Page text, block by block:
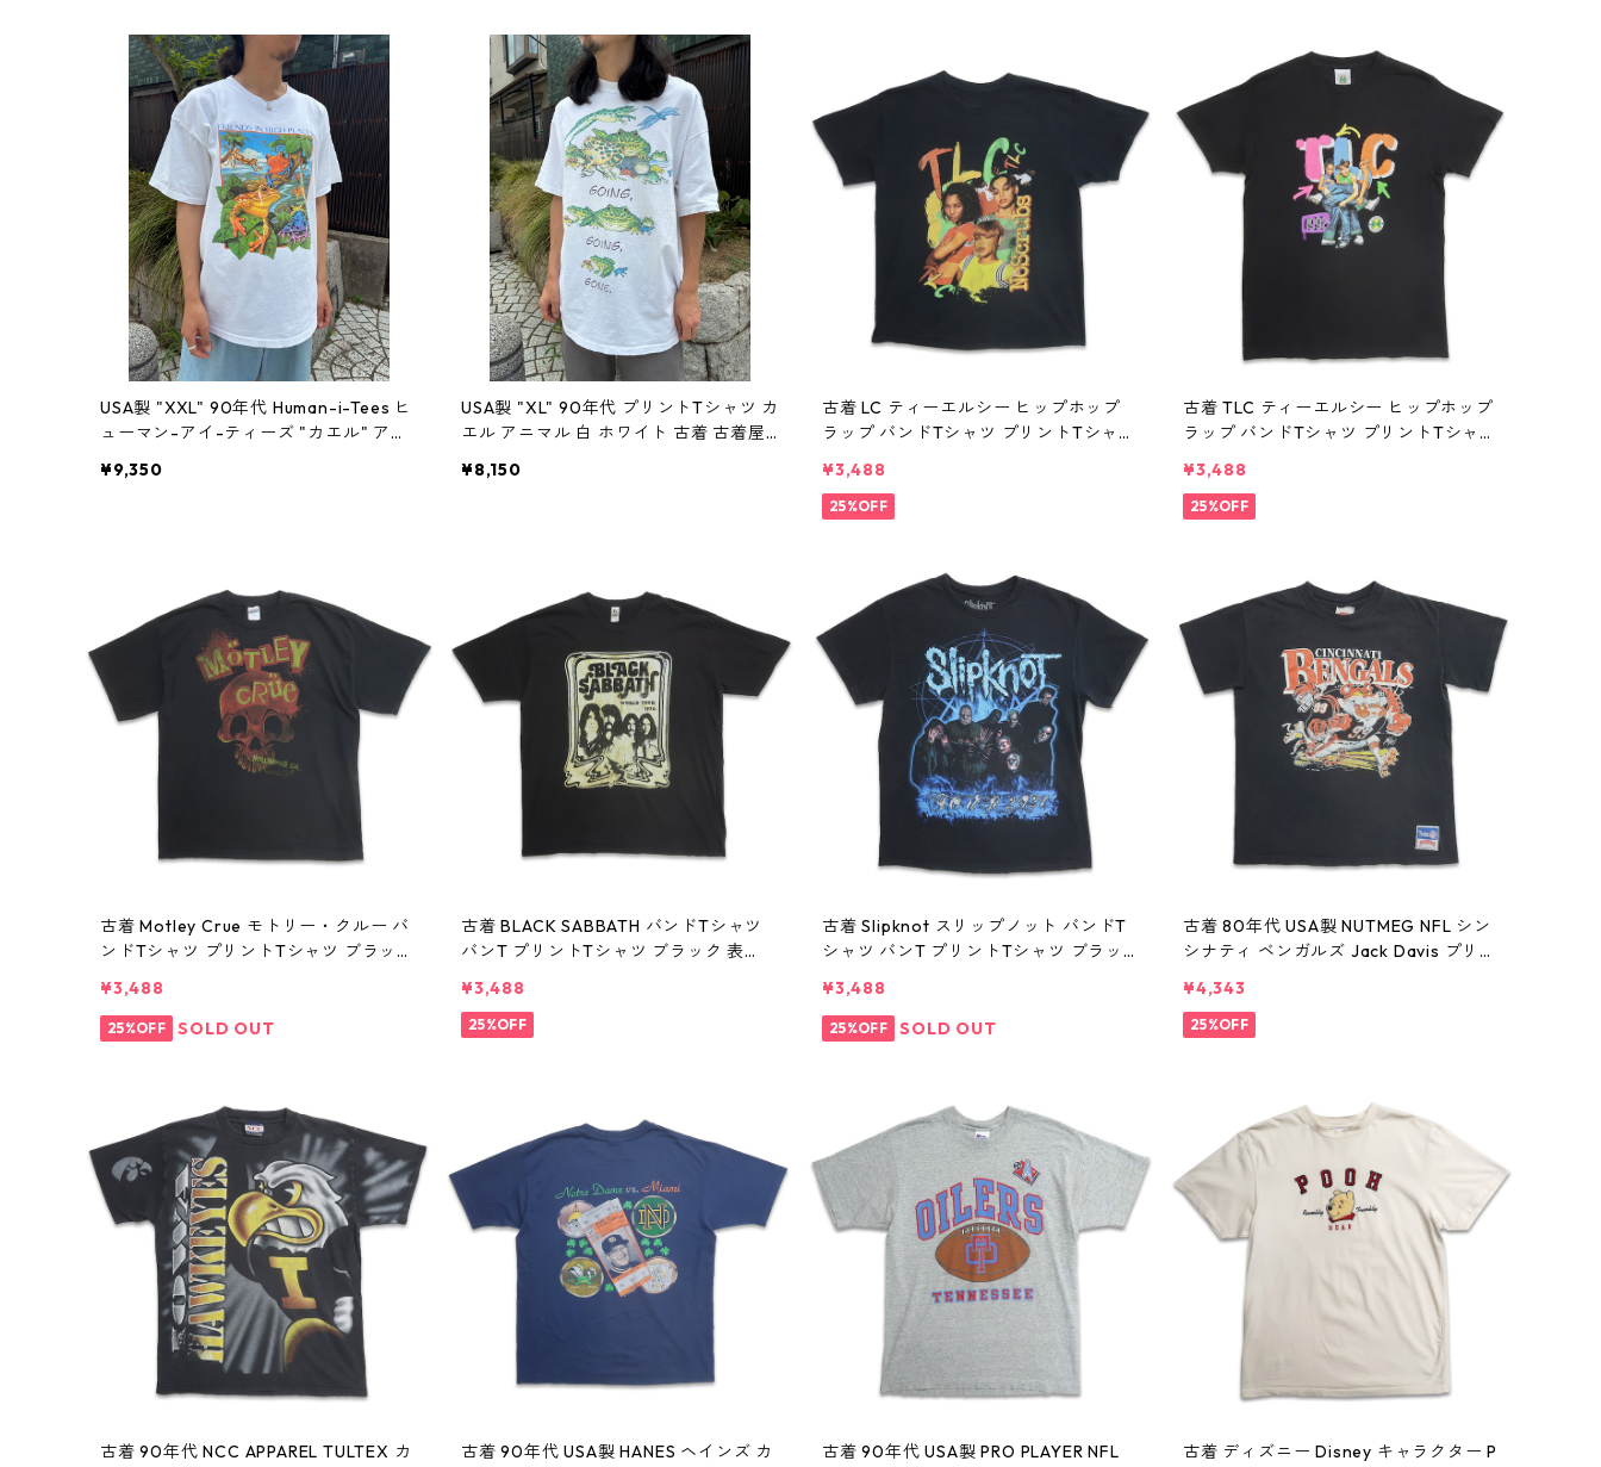
USA製 "XXL" 90年代 Human-i-Tees ヒ
ューマン-アイ-ティーズ "カエル" アニ
円寺 ビンテージ n60805
¥9,350
USA製 "XL" 90年代 プリントTシャツ カ
エル アニマル 白 ホワイト 古着 古着屋
¥8,150
古着 LC ティーエルシー ヒップホップ
ラップ バンドTシャツ プリントTシャツ
04
¥3,488
25%OFF
古着 TLC ティーエルシー ヒップホップ
ラップ バンドTシャツ プリントTシャツ
4
¥3,488
25%OFF
古着 Motley Crue モトリー・クルー バ
ンドTシャツ プリントTシャツ ブラック
¥3,488
25%OFF SOLD OUT
古着 BLACK SABBATH バンドTシャツ
バンT プリントTシャツ ブラック 表
¥3,488
25%OFF
古着 Slipknot スリップノット バンドT
シャツ バンT プリントTシャツ ブラッ
¥3,488
25%OFF SOLD OUT
古着 80年代 USA製 NUTMEG NFL シン
シナティ ベンガルズ Jack Davis プリン
表記：M gd410358n w60802
¥4,343
25%OFF
古着 90年代 NCC APPAREL TULTEX カ
古着 90年代 USA製 HANES ヘインズ カ
古着 90年代 USA製 PRO PLAYER NFL
古着 ディズニー Disney キャラクター P